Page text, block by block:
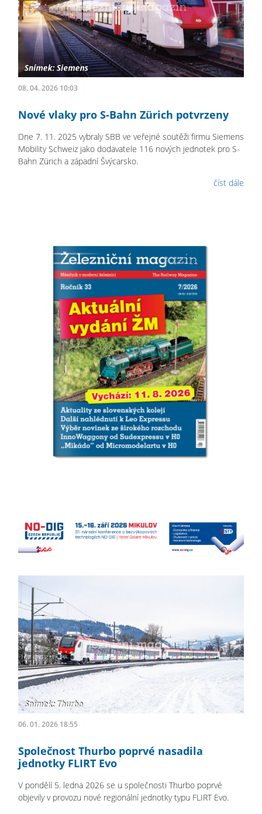
08. 04. 2026 10:03
Nové vlaky pro S-Bahn Zürich potvrzeny
Dne 7. 11. 2025 vybraly SBB ve veřejné soutěži firmu Siemens
Mobility Schweiz jako dodavatele 116 nových jednotek pro S-
Bahn Zürich a západní Švýcarsko.
číst dále
06. 01. 2026 18:55
Společnost Thurbo poprvé nasadila
jednotky FLIRT Evo
V pondělí 5. ledna 2026 se u společnosti Thurbo poprvé
objevily v provozu nové regionální jednotky typu FLIRT Evo.